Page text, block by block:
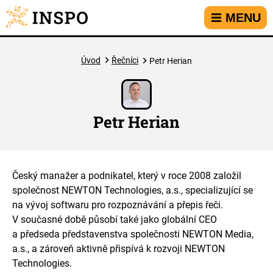
Přejít na hlavní menu
Přejít na obsah
Přejít na kontakt
MENU
Úvod Řečníci Petr Herian
Petr Herian
Český manažer a podnikatel, který v roce 2008 založil
společnost NEWTON Technologies, a.s., specializující se
na vývoj softwaru pro rozpoznávání a přepis řeči.
V současné době působí také jako globální CEO
a předseda představenstva společnosti NEWTON Media,
a.s., a zároveň aktivně přispívá k rozvoji NEWTON
Technologies.